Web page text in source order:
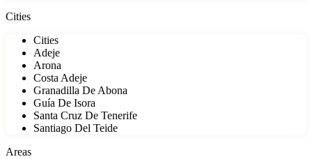
Cities
Cities
Adeje
Arona
Costa Adeje
Granadilla De Abona
Guía De Isora
Santa Cruz De Tenerife
Santiago Del Teide
Areas